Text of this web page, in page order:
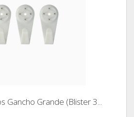
Gancho Grande (Blister 3...